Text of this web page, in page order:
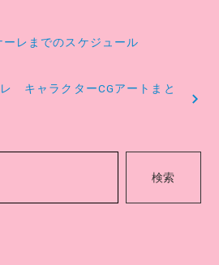
レまでのスケジュール
キャラクターCGアートまと
検索